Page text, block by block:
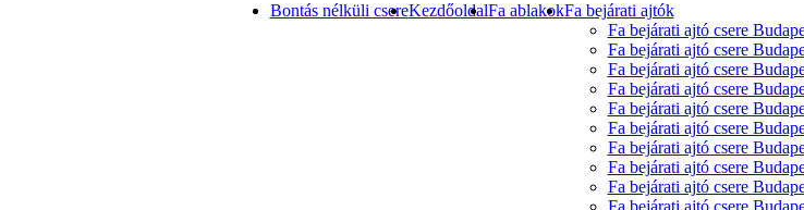
Bontás nélküli csereKezdőoldalFa ablakokFa bejárati ajtók
Fa bejárati ajtó csere
Fa bejárati ajtó csere
Fa bejárati ajtó csere
Fa bejárati ajtó csere
Fa bejárati ajtó csere
Fa bejárati ajtó csere
Fa bejárati ajtó csere
Fa bejárati ajtó csere
Fa bejárati ajtó csere
Fa bejárati ajtó csere